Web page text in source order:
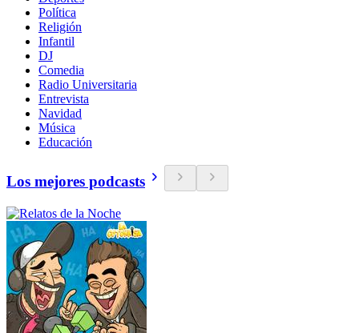
Política
Religión
Infantil
DJ
Comedia
Radio Universitaria
Entrevista
Navidad
Música
Educación
Los mejores podcasts